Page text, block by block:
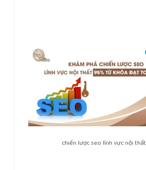
chiến lược seo lĩnh vực nội thất